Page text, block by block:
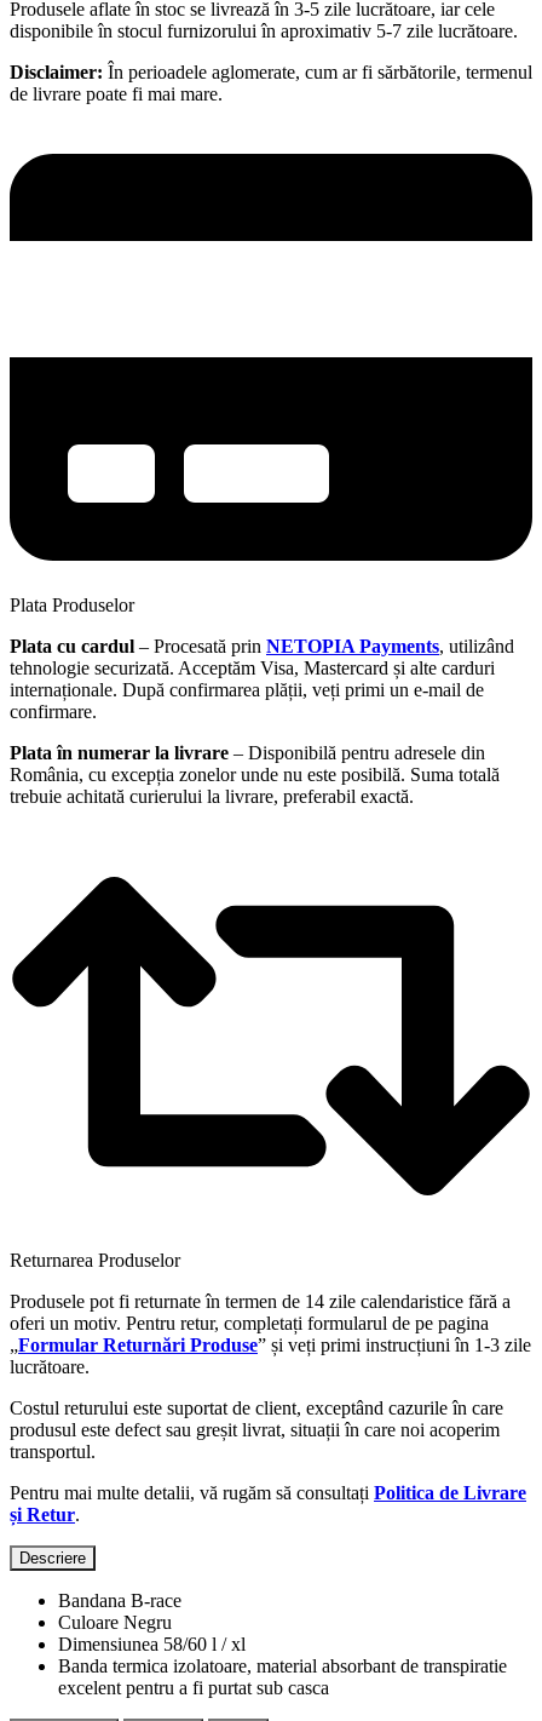
Produsele aflate în stoc se livrează în 3-5 zile lucrătoare, iar cele
disponibile în stocul furnizorului în aproximativ 5-7 zile lucrătoare.
Disclaimer: În perioadele aglomerate, cum ar fi sărbătorile, termenul
de livrare poate fi mai mare.
Plata Produselor
Plata cu cardul – Procesată prin NETOPIA Payments, utilizând
tehnologie securizată. Acceptăm Visa, Mastercard și alte carduri
internaționale. După confirmarea plății, veți primi un e-mail de
confirmare.
Plata în numerar la livrare – Disponibilă pentru adresele din
România, cu excepția zonelor unde nu este posibilă. Suma totală
trebuie achitată curierului la livrare, preferabil exactă.
Returnarea Produselor
Produsele pot fi returnate în termen de 14 zile calendaristice fără a
oferi un motiv. Pentru retur, completați formularul de pe pagina
„Formular Returnări Produse” și veți primi instrucțiuni în 1-3 zile
lucrătoare.
Costul returului este suportat de client, exceptând cazurile în care
produsul este defect sau greșit livrat, situații în care noi acoperim
transportul.
Pentru mai multe detalii, vă rugăm să consultați Politica de Livrare
și Retur.
Descriere
Bandana B-race
Culoare Negru
Dimensiunea 58/60 l / xl
Banda termica izolatoare, material absorbant de transpiratie
excelent pentru a fi purtat sub casca